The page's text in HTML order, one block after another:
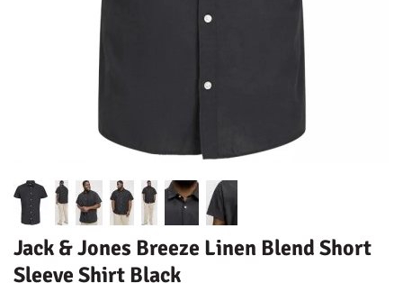
Jack & Jones Breeze Linen Blend Short
Sleeve Shirt Black